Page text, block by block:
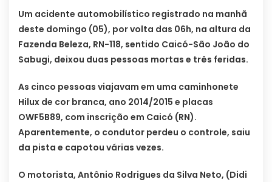
Um acidente automobilístico registrado na manhã
deste domingo (05), por volta das 06h, na altura da
Fazenda Beleza, RN-118, sentido Caicó-São João do
Sabugi, deixou duas pessoas mortas e três feridas.
As cinco pessoas viajavam em uma caminhonete
Hilux de cor branca, ano 2014/2015 e placas
OWF5B89, com inscrição em Caicó (RN).
Aparentemente, o condutor perdeu o controle, saiu
da pista e capotou várias vezes.
O motorista, Antônio Rodrigues da Silva Neto, (Didi